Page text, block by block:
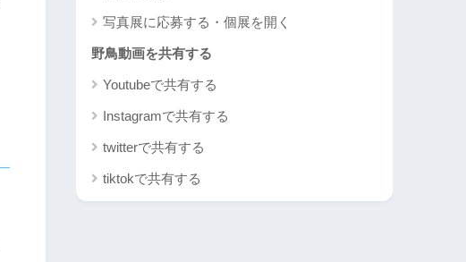
写真展に応募する・個展を開く
野鳥動画を共有する
Youtubeで共有する
Instagramで共有する
twitterで共有する
tiktokで共有する